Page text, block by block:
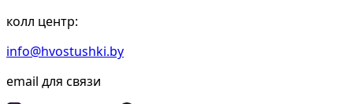
колл центр:
info@hvostushki.by
email для связи